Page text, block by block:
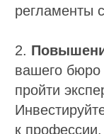
регламенты
2.
вашего бюро
пройти
к профессии.